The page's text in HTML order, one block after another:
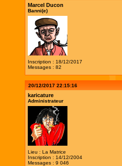
Marcel Ducon
Banni(e)
Inscription : 18/12/2017
Messages : 82
20/12/2017 22:15:16
karicature
Administrateur
Lieu : La Matrice
Inscription : 14/12/2004
Messages : 9 046